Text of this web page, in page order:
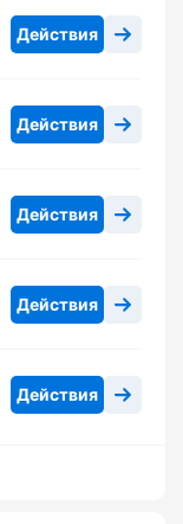
Действия
Действия
Действия
Действия
Действия